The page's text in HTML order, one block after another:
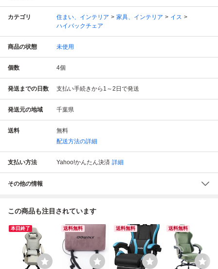
カテゴリ 住まい、インテリア 家具、インテリア
イス
ハイバックチェア
商品の状態 未使用
個数 4個
発送までの日数 支払い手続きから1～2日で発送
発送元の地域 千葉県
送料
無料
配送方法の詳細
支払い方法 Yahoo!かんたん決済 詳細
その他の情報
この商品も注目されています
本日終了 送料無料 送料無料 送料無料